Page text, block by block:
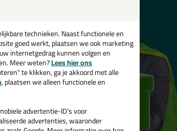
en muren.
ANZA Homex schuurdoek
Effectief en snel ontvetten van
14,29
technieken. Naast functionele en
goed werkt, plaatsen we ook marketing
internetgedrag kunnen volgen en
Meer weten?Lees hier ons
te klikken, ga je akkoord met alle
, plaatsen we alleen functionele en
advertentie-ID’s voor
advertenties, waaronder